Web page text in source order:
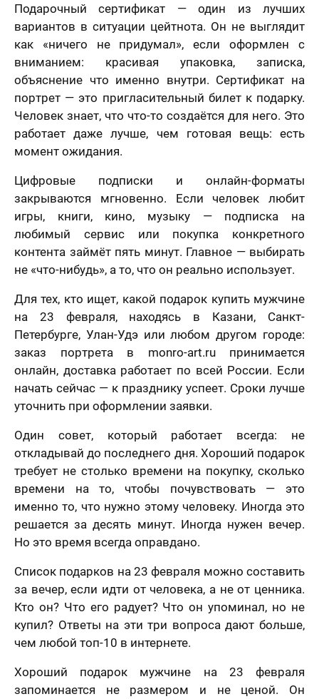
Подарочный сертификат — один из лучших
вариантов в ситуации цейтнота. Он не выглядит
как «ничего не придумал», если оформлен с
вниманием: красивая упаковка, записка,
объяснение что именно внутри. Сертификат на
портрет — это пригласительный билет к подарку.
Человек знает, что что-то создаётся для него. Это
работает даже лучше, чем готовая вещь: есть
момент ожидания.
Цифровые подписки и онлайн-форматы
закрываются мгновенно. Если человек любит
игры, книги, кино, музыку — подписка на
любимый сервис или покупка конкретного
контента займёт пять минут. Главное — выбирать
не «что-нибудь», а то, что он реально использует.
Для тех, кто ищет, какой подарок купить мужчине
на 23 февраля, находясь в Казани, Санкт-
Петербурге, Улан-Удэ или любом другом городе:
заказ портрета в monro-art.ru принимается
онлайн, доставка работает по всей России. Если
начать сейчас — к празднику успеет. Сроки лучше
уточнить при оформлении заявки.
Один совет, который работает всегда: не
откладывай до последнего дня. Хороший подарок
требует не столько времени на покупку, сколько
времени на то, чтобы почувствовать — это
именно то, что нужно этому человеку. Иногда это
решается за десять минут. Иногда нужен вечер.
Но это время всегда оправдано.
Список подарков на 23 февраля можно составить
за вечер, если идти от человека, а не от ценника.
Кто он? Что его радует? Что он упоминал, но не
купил? Ответы на эти три вопроса дают больше,
чем любой топ-10 в интернете.
Хороший подарок мужчине на 23 февраля
запоминается не размером и не ценой. Он